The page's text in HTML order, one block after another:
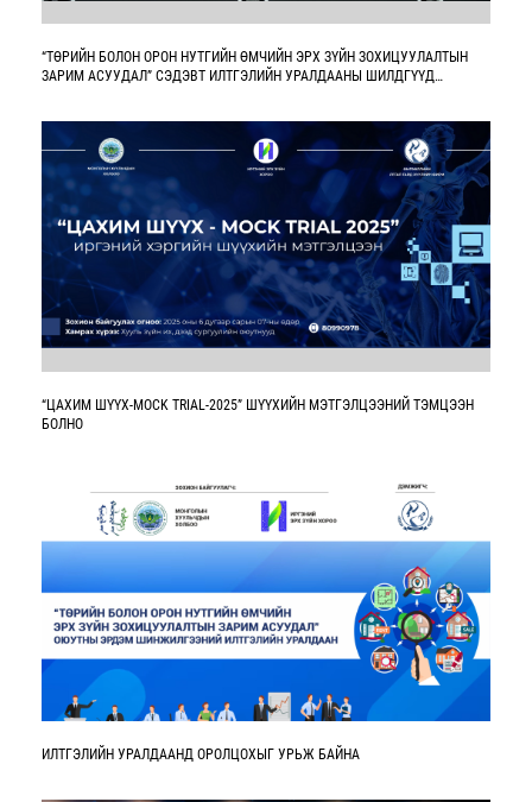
“ТӨРИЙН БОЛОН ОРОН НУТГИЙН ӨМЧИЙН ЭРХ ЗҮЙН ЗОХИЦУУЛАЛТЫН
ЗАРИМ АСУУДАЛ” СЭДЭВТ ИЛТГЭЛИЙН УРАЛДААНЫ ШИЛДГҮҮД
“ЦАХИМ ШҮҮХ-MOCK TRIAL-2025” ШҮҮХИЙН МЭТГЭЛЦЭЭНИЙ ТЭМЦЭЭН
БОЛНО
ИЛТГЭЛИЙН УРАЛДААНД ОРОЛЦОХЫГ УРЬЖ БАЙНА